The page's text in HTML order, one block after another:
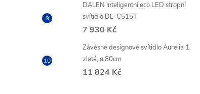
DALEN inteligentní eco LED stropní
svítidlo DL-C515T
7 930 Kč
Závěsné designové svítidlo Aurelia 1,
zlaté, ø 80cm
11 824 Kč